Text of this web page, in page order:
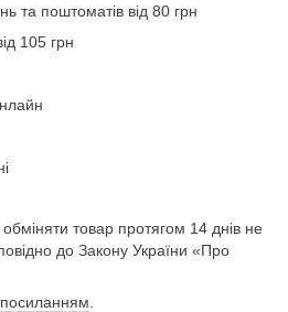
та поштоматів від 80 грн
105 грн
товар протягом 14 днів не
до Закону України «Про
посиланням